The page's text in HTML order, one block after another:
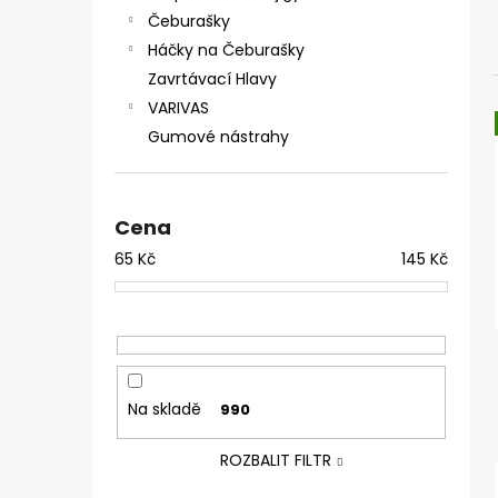
Čeburašky
Háčky na Čeburašky
Zavrtávací Hlavy
VARIVAS
Gumové nástrahy
Cena
65 Kč 145 Kč
Na skladě 990
ROZBALIT FILTR
ČIHÁTKO PŘED ŠPIČKU - KULIČKA 30 MM
31 Kč